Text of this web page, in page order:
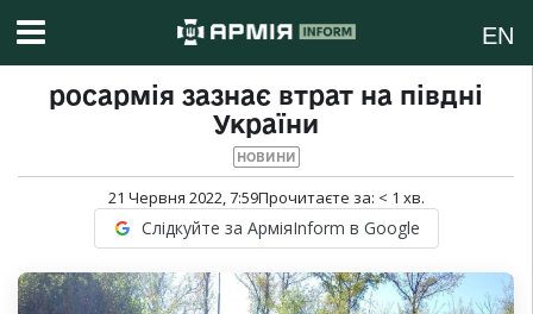
EN
росармія зазнає втрат на півдні
України
НОВИНИ
21 Червня 2022, 7:59Прочитаєте за: < 1 хв.
Слідкуйте за АрміяInform в Google